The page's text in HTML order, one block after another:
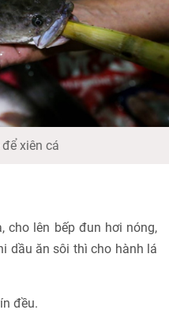
xiên cá
cho lên bếp đun hơi nóng,
dầu ăn sôi thì cho hành lá
đều.